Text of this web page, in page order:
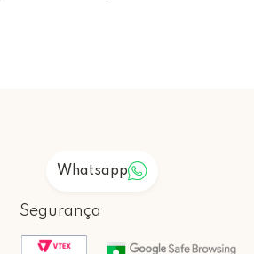
Whatsapp
Segurança